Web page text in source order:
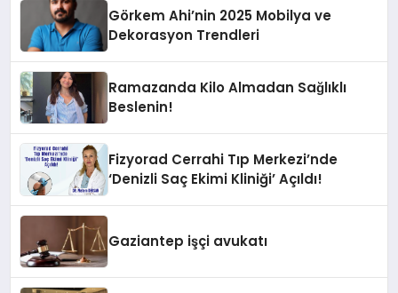
Görkem Ahi’nin 2025 Mobilya ve
Dekorasyon Trendleri
Ramazanda Kilo Almadan Sağlıklı
Beslenin!
Fizyorad Cerrahi Tıp Merkezi’nde
‘Denizli Saç Ekimi Kliniği’ Açıldı!
Gaziantep işçi avukatı